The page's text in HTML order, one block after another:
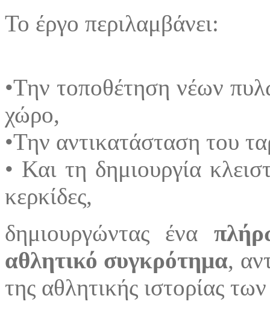
Το έργο περιλαμβάνει:
•Την τοποθέτηση νέων
χώρο,
•Την αντικατάσταση του
• Και τη δημιουργία
κερκίδες,
δημιουργώντας ένα
αθλητικό συγκρότημα,
της αθλητικής ιστορίας